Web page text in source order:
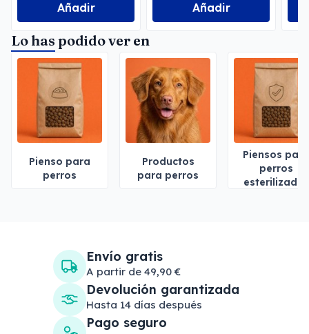
Añadir Añadir
Lo has podido ver en
Pienso para
perros
Productos
para perros
Piensos para
perros
esterilizados
Envío gratis
A partir de 49,90 €
Devolución garantizada
Hasta 14 días después
Pago seguro